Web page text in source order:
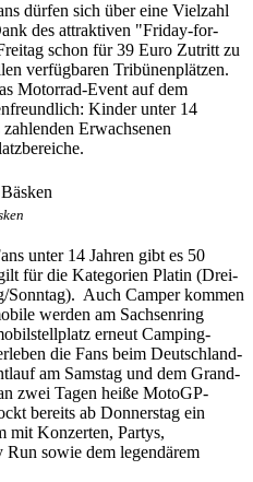
dürfen sich über eine Vielzahl
des attraktiven "Friday-for-
schon für 39 Euro Zutritt zu
verfügbaren Tribünenplätzen.
Motorrad-Event auf dem
Kinder unter 14
Erwachsenen
unter 14 Jahren gibt es 50
für die Kategorien Platin (Drei-
Sonntag). Auch Camper kommen
werden am Sachsenring
erneut Camping-
die Fans beim Deutschland-
am Samstag und dem Grand-
zwei Tagen heiße MotoGP-
bereits ab Donnerstag ein
mit Konzerten, Partys,
sowie dem legendärem